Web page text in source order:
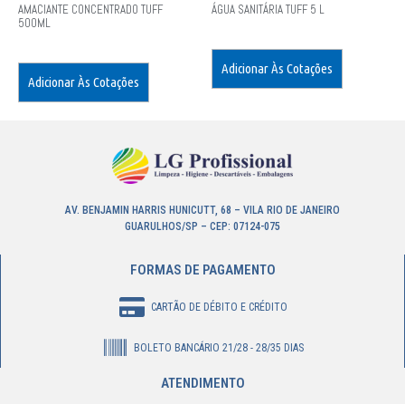
AMACIANTE CONCENTRADO TUFF
500ML
Adicionar Às Cotações
ÁGUA SANITÁRIA TUFF 5 L
Adicionar Às Cotações
AV. BENJAMIN HARRIS HUNICUTT, 68 – VILA RIO DE JANEIRO
GUARULHOS/SP – CEP: 07124-075
FORMAS DE PAGAMENTO
CARTÃO DE DÉBITO E CRÉDITO
BOLETO BANCÁRIO 21/28 - 28/35 DIAS
ATENDIMENTO